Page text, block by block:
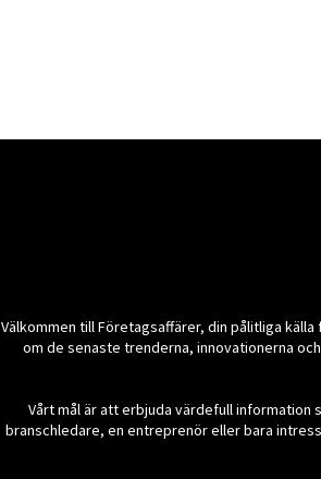
Välkommen till Företagsaffärer, din pålitliga
om de senaste trenderna, innovationerna
Vårt mål är att erbjuda värdefull
branschledare, en entreprenör eller bara